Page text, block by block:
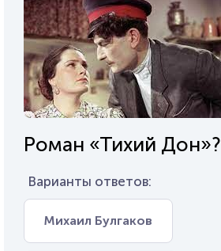
Роман «Тихий Дон»?
Варианты ответов:
Михаил Булгаков